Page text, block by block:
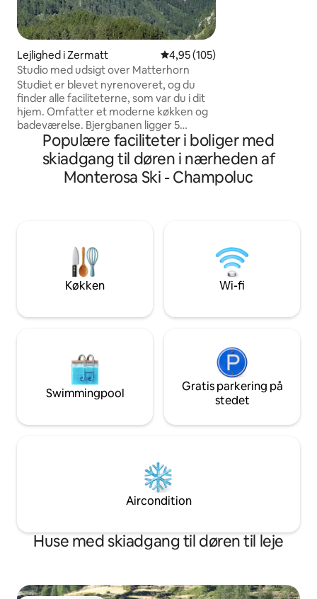
Lejlighed i Zermatt 4,95 ud af 5 i gennemsnitlig
4,95 (105)
Studio med udsigt over Matterhorn
Studiet er blevet nyrenoveret, og du
finder alle faciliteterne, som var du i dit
hjem. Omfatter et moderne køkken og
badeværelse. Bjergbanen ligger 5
minutter væk. Huset med
etværelseslejligheden ligger lige ud til
gaden. Studiet er tilgængeligt via
trappen. Matterhorn er det første, du
lounge, en parasol, et stilfuldt spisebord
og en hyggelig atmosfære – kun til dig.
Populære faciliteter i boliger med
skiadgang til døren i nærheden af
Monterosa Ski - Champoluc
Køkken Wi-fi
Swimmingpool
Gratis parkering på
stedet
Aircondition
Huse med skiadgang til døren til leje